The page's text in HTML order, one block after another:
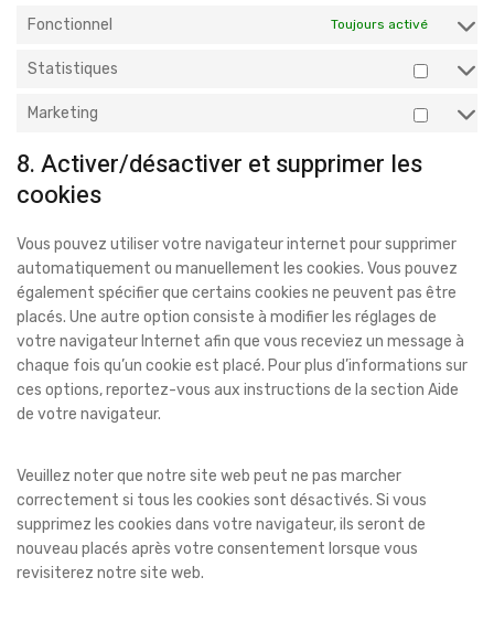
Fonctionnel Toujours activé
Statistiques
Marketing
8. Activer/désactiver et supprimer les
cookies
Vous pouvez utiliser votre navigateur internet pour supprimer
automatiquement ou manuellement les cookies. Vous pouvez
également spécifier que certains cookies ne peuvent pas être
placés. Une autre option consiste à modifier les réglages de
votre navigateur Internet afin que vous receviez un message à
chaque fois qu’un cookie est placé. Pour plus d’informations sur
ces options, reportez-vous aux instructions de la section Aide
de votre navigateur.
Veuillez noter que notre site web peut ne pas marcher
correctement si tous les cookies sont désactivés. Si vous
supprimez les cookies dans votre navigateur, ils seront de
nouveau placés après votre consentement lorsque vous
revisiterez notre site web.